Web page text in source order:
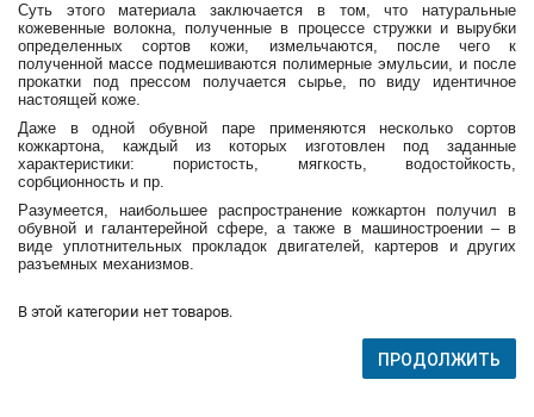
Суть этого материала заключается в том, что натуральные
кожевенные волокна, полученные в процессе стружки и вырубки
определенных сортов кожи, измельчаются, после чего к
полученной массе подмешиваются полимерные эмульсии, и после
прокатки под прессом получается сырье, по виду идентичное
настоящей коже.
Даже в одной обувной паре применяются несколько сортов
кожкартона, каждый из которых изготовлен под заданные
характеристики: пористость, мягкость, водостойкость,
сорбционность и пр.
Разумеется, наибольшее распространение кожкартон получил в
обувной и галантерейной сфере, а также в машиностроении – в
виде уплотнительных прокладок двигателей, картеров и других
разъемных механизмов.
В этой категории нет товаров.
ПРОДОЛЖИТЬ